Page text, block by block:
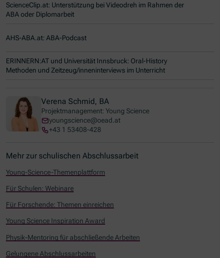
ScienceClip.at: Unterstützung bei Videodreh im Rahmen der
ABA oder Diplomarbeit
AHS-ABA.at: ABA-Podcast
ERINNERN:AT und Universität Innsbruck: Oral-History
Methoden und Zeitzeug/inneninterviews im Unterricht
Verena Schmid, BA
Projektmanagement: Young Science
youngscience@oead.at
+43 1 53408-428
Mehr zur schulischen Abschlussarbeit
Young-Science-Themenplattform
Für Schulen: Webinare
Für Forschende: Themen einreichen
Young Science Inspiration Award
Physik-Mentoring für abschließende Arbeiten
Gelungene Abschlussarbeiten